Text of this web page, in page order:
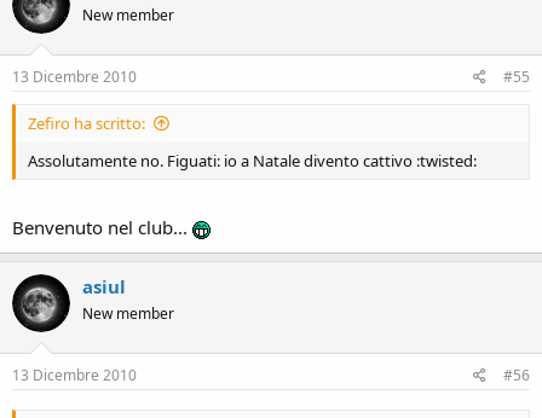
New member
13 Dicembre 2010 #55
Zefiro ha scritto:
Assolutamente no. Figuati: io a Natale divento cattivo :twisted:
Benvenuto nel club...
asiul
New member
13 Dicembre 2010 #56